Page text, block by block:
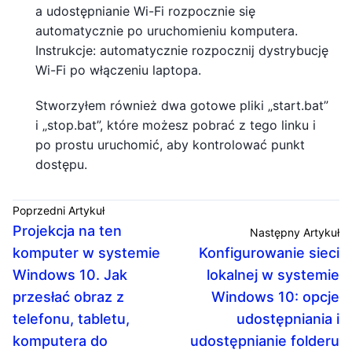
a udostępnianie Wi-Fi rozpocznie się
automatycznie po uruchomieniu komputera.
Instrukcje: automatycznie rozpocznij dystrybucję
Wi-Fi po włączeniu laptopa.
Stworzyłem również dwa gotowe pliki „start.bat”
i „stop.bat”, które możesz pobrać z tego linku i
po prostu uruchomić, aby kontrolować punkt
dostępu.
Poprzedni Artykuł
Projekcja na ten
komputer w systemie
Windows 10. Jak
przesłać obraz z
telefonu, tabletu,
komputera do
Następny Artykuł
Konfigurowanie sieci
lokalnej w systemie
Windows 10: opcje
udostępniania i
udostępnianie folderu